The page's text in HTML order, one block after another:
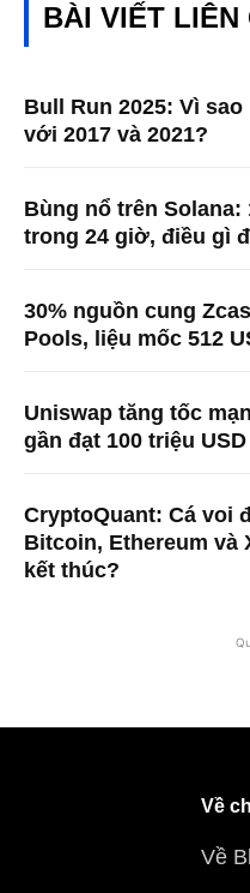
BÀI VIẾT LIÊN
Bull Run 2025: Vì
với 2017 và 2021?
Bùng nổ trên Solana:
trong 24 giờ, điều gì
30% nguồn cung
Pools, liệu mốc 512
Uniswap tăng tốc
gần đạt 100 triệu
CryptoQuant: Cá voi
Bitcoin, Ethereum và
kết thúc?
Về
Về